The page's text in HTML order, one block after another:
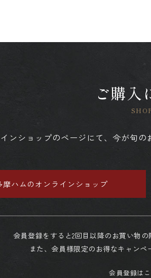
ご購入
ンショップのページにて、今が旬の
摩ハムのオンラインショップ
会員登録をすると2回目以降のお買い物
また、会員様限定のお得なキャンペ
会員登録は